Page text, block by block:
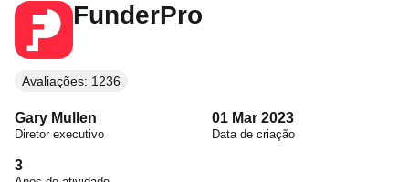
FunderPro
Avaliações: 1236
Gary Mullen
Diretor executivo
01 Mar 2023
Data de criação
3